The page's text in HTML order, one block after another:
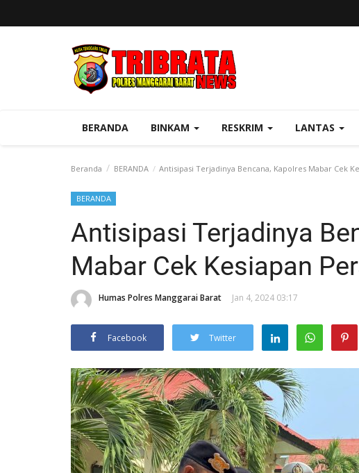
BERANDA BINKAM RESKRIM LANTAS
Beranda BERANDA Antisipasi Terjadinya Bencana, Kapolres Mabar Cek
BERANDA
Antisipasi Terjadinya
Mabar Cek Kesiapan
Humas Polres Manggarai Barat Jan 4, 2024 03:17
Facebook Twitter